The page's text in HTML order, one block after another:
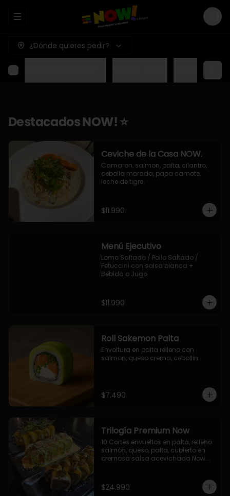
Abrir menu de navegación Login
¿Dónde quieres pedir?
Destacados NOW! ⭐
Ceviche de la Casa NOW.
Camaron, salmon, palta, cilantro,
cebolla morada, papa camote,
leche de tigre.
$11.990
Menú Ejecutivo
Lomo Saltado / Pollo Saltado /
Fetuccini con salsa blanca +
Bebida o Jugo
$11.990
Roll Sakemon Palta
Envoltura en palta relleno con
salmon, queso crema, cebollin.
$7.490
Trilogía Premium Now
10 Cortes envueltos en palta, relleno
salmón, queso, palta, cubierto en
cremosa salsa acevichada Now.
palta, cubierto con topping de
chimichurri de la casa flambeado.
$24.990